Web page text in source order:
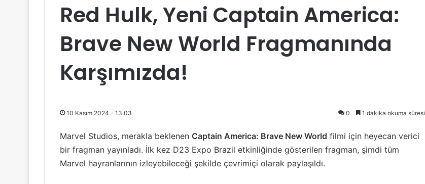
Red Hulk, Yeni Captain America:
Brave New World Fragmanında
Karşımızda!
10 Kasım 2024 - 13:03 0 1 dakika okuma süresi
Marvel Studios, merakla beklenen Captain America: Brave New World filmi için heyecan verici
bir fragman yayınladı. İlk kez D23 Expo Brazil etkinliğinde gösterilen fragman, şimdi tüm
Marvel hayranlarının izleyebileceği şekilde çevrimiçi olarak paylaşıldı.